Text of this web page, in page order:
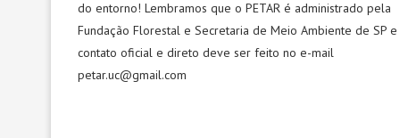
do entorno! Lembramos que o PETAR é administrado pela
Fundação Florestal e Secretaria de Meio Ambiente de SP e
contato oficial e direto deve ser feito no e-mail
petar.uc@gmail.com